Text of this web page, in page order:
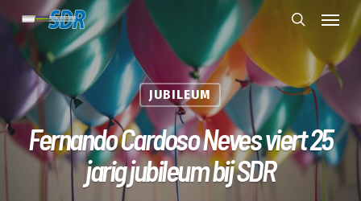
main
content
Menu
JUBILEUM
Fernando Cardoso Neves viert 25
jarig jubileum bij SDR